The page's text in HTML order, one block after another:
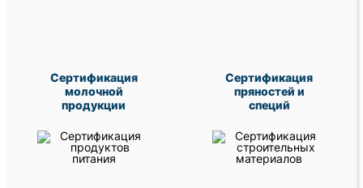
Сертификация
молочной
продукции
Сертификация
пряностей и
специй